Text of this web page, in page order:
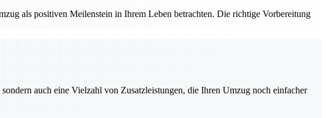
als positiven Meilenstein in Ihrem Leben betrachten. Die richtige Vorbereitung
auch eine Vielzahl von Zusatzleistungen, die Ihren Umzug noch einfacher